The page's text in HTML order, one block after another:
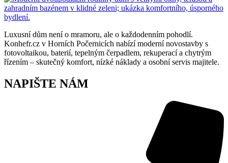
Luxusní dům není o mramoru, ale o každodenním pohodlí.
Konhefr.cz v Horních Počernicích nabízí moderní novostavby s
fotovoltaikou, baterií, tepelným čerpadlem, rekuperací a chytrým
řízením – skutečný komfort, nízké náklady a osobní servis majitele.
NAPIŠTE NÁM